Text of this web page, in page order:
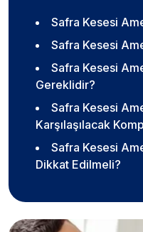
Safra Kesesi
Safra Kesesi
Safra Kesesi
Gereklidir?
Safra Kesesi
Karşılaşılacak
Safra Kesesi
Dikkat Edilmeli?